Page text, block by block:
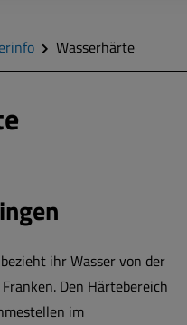
Wasserhärte
ihr Wasser von der
Den Härtebereich
im